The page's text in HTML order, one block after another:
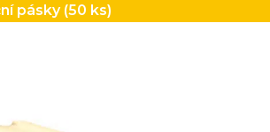
pásky (50 ks)